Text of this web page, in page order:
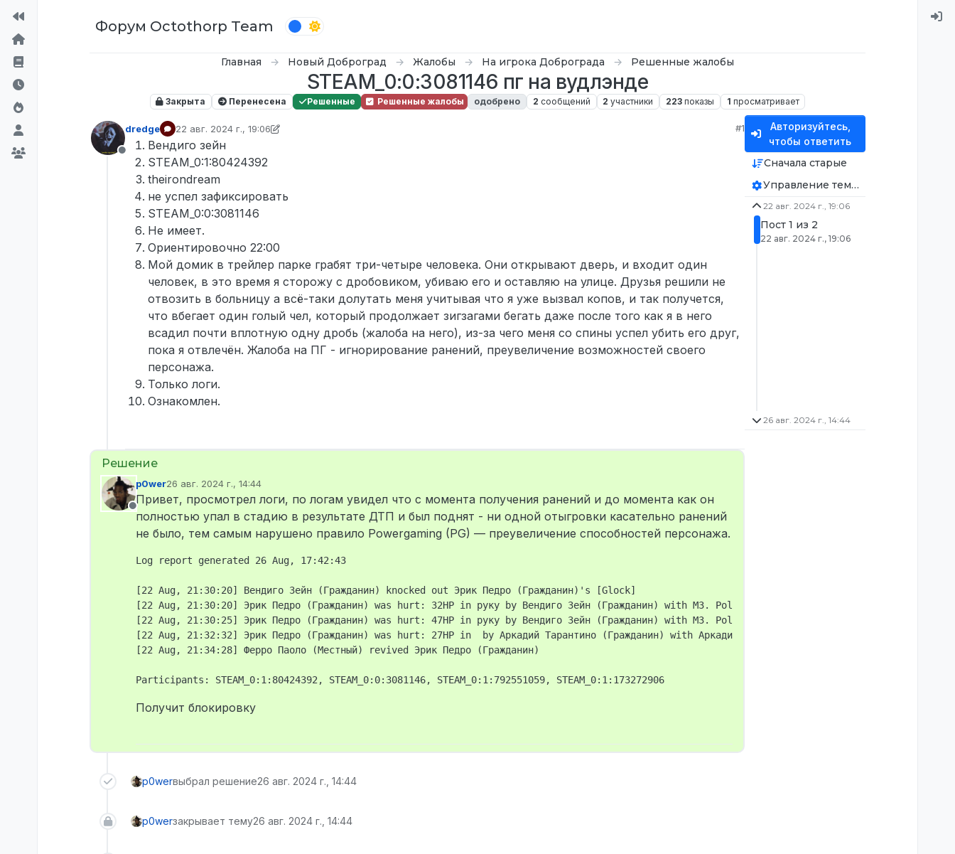
Форум Octothorp Team
Главная Новый Доброград Жалобы На игрока Доброграда Решенные жалобы
STEAM_0:0:3081146 пг на вудлэнде
Закрыта Перенесена Решенные Решенные жалобы одобрено 2 сообщений 2 участники 223 показы 1 просматривает
Не в сети
dredge 22 авг. 2024 г., 19:06
отредактировано p0wer
#1
Вендиго зейн
STEAM_0:1:80424392
theirondream
не успел зафиксировать
STEAM_0:0:3081146
Не имеет.
Ориентировочно 22:00
Мой домик в трейлер парке грабят три-четыре человека. Они открывают дверь, и входит один
человек, в это время я сторожу с дробовиком, убиваю его и оставляю на улице. Друзья решили не
отвозить в больницу а всё-таки долутать меня учитывая что я уже вызвал копов, и так получется,
что вбегает один голый чел, который продолжает зигзагами бегать даже после того как я в него
всадил почти вплотную одну дробь (жалоба на него), из-за чего меня со спины успел убить его друг,
пока я отвлечён. Жалоба на ПГ - игнорирование ранений, преувеличение возможностей своего
персонажа.
Только логи.
Ознакомлен.
Не в сети
p0wer26 авг. 2024 г., 14:44
отредактировано
Привет, просмотрел логи, по логам увидел что с момента получения ранений и до момента как он
полностью упал в стадию в результате ДТП и был поднят - ни одной отыгровки касательно ранений
не было, тем самым нарушено правило Powergaming (PG) — преувеличение способностей персонажа.
Log report generated 26 Aug, 17:42:43
[22 Aug, 21:30:20] Вендиго Зейн (Гражданин) knocked out Эрик Педро (Гражданин)'s [Glock]
[22 Aug, 21:30:20] Эрик Педро (Гражданин) was hurt: 32HP in руку by Вендиго Зейн (Гражданин) with M3. Police online: 21
[22 Aug, 21:30:25] Эрик Педро (Гражданин) was hurt: 47HP in руку by Вендиго Зейн (Гражданин) with M3. Police online: 21
[22 Aug, 21:32:32] Эрик Педро (Гражданин) was hurt: 27HP in  by Аркадий Тарантино (Гражданин) with Аркадий Тарантино's Vincent. Police online:
[22 Aug, 21:34:28] Ферро Паоло (Местный) revived Эрик Педро (Гражданин)
Получит блокировку
p0werвыбрал решение26 авг. 2024 г., 14:44
p0werзакрывает тему26 авг. 2024 г., 14:44
Авторизуйтесь,
чтобы ответить
Сначала старые
Управление темой
22 авг. 2024 г., 19:06
Пост 1 из 2
22 авг. 2024 г., 19:06
26 авг. 2024 г., 14:44